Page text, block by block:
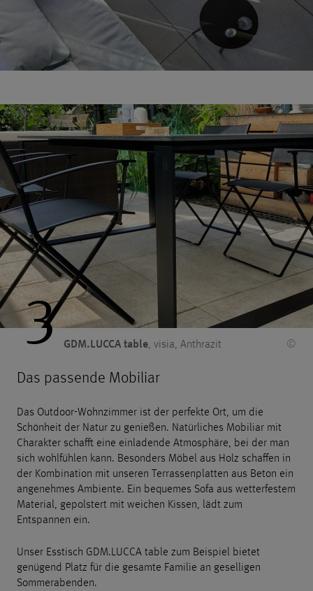
3 GDM.LUCCA table, visia, Anthrazit ©
Das passende Mobiliar
Das Outdoor-Wohnzimmer ist der perfekte Ort, um die
Schönheit der Natur zu genießen. Natürliches Mobiliar mit
Charakter schafft eine einladende Atmosphäre, bei der man
sich wohlfühlen kann. Besonders Möbel aus Holz schaffen in
der Kombination mit unseren Terrassenplatten aus Beton ein
angenehmes Ambiente. Ein bequemes Sofa aus wetterfestem
Material, gepolstert mit weichen Kissen, lädt zum
Entspannen ein.
Unser Esstisch GDM.LUCCA table zum Beispiel bietet
genügend Platz für die gesamte Familie an geselligen
Sommerabenden.